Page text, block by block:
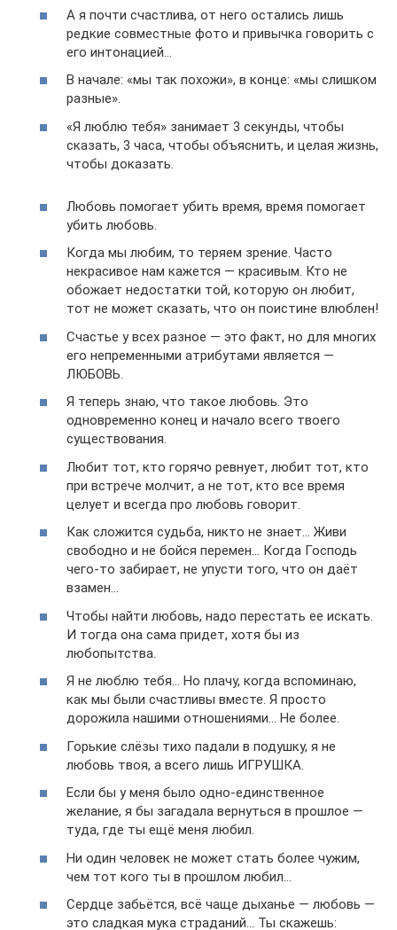
А я почти счастлива, от него остались лишь
редкие совместные фото и привычка говорить с
его интонацией…
В начале: «мы так похожи», в конце: «мы слишком
разные».
«Я люблю тебя» занимает 3 секунды, чтобы
сказать, 3 часа, чтобы объяснить, и целая жизнь,
чтобы доказать.
Любовь помогает убить время, время помогает
убить любовь.
Когда мы любим, то теряем зрение. Часто
некрасивое нам кажется — красивым. Кто не
обожает недостатки той, которую он любит,
тот не может сказать, что он поистине влюблен!
Счастье у всех разное — это факт, но для многих
его непременными атрибутами является —
ЛЮБОВЬ.
Я теперь знаю, что такое любовь. Это
одновременно конец и начало всего твоего
существования.
Любит тот, кто горячо ревнует, любит тот, кто
при встрече молчит, а не тот, кто все время
целует и всегда про любовь говорит.
Как сложится судьба, никто не знает… Живи
свободно и не бойся перемен… Когда Господь
чего-то забирает, не упусти того, что он даёт
взамен…
Чтобы найти любовь, надо перестать ее искать.
И тогда она сама придет, хотя бы из
любопытства.
Я не люблю тебя… Но плачу, когда вспоминаю,
как мы были счастливы вместе. Я просто
дорожила нашими отношениями… Не более.
Горькие слёзы тихо падали в подушку, я не
любовь твоя, а всего лишь ИГРУШКА.
Если бы у меня было одно-единственное
желание, я бы загадала вернуться в прошлое —
туда, где ты ещё меня любил.
Ни один человек не может стать более чужим,
чем тот кого ты в прошлом любил…
Сердце забьётся, всё чаще дыханье — любовь —
это сладкая мука страданий… Ты скажешь: